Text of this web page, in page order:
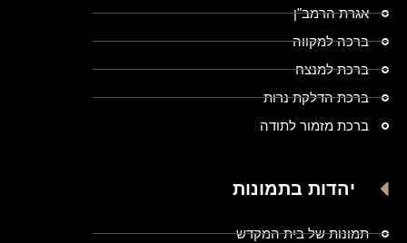
אגרת הרמב"ן
ברכה למקווה
ברכת למנצח
ברכת הדלקת נרות
ברכת מזמור לתודה
יהדות בתמונות
תמונות של בית המקדש